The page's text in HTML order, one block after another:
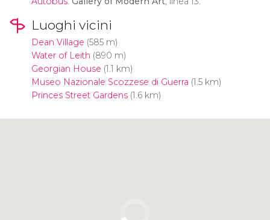
Luoghi vicini
Dean Village (585 m)
Water of Leith (890 m)
Georgian House (1.1 km)
Museo Nazionale Scozzese di Guerra (1.5 km)
Princes Street Gardens(1.6 km)